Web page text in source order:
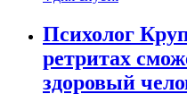
Психолог
ретритах
здоровый